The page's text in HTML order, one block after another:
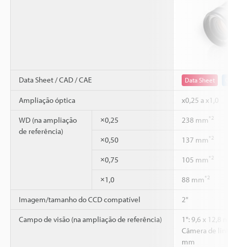
Data Sheet / CAD / CAE Data Sheet
Ampliação óptica x0,25 a x1,0
WD (na ampliação
de referência)
×0,25 238 mm *2
×0,50 137 mm *2
×0,75 105 mm *2
×1,0 88 mm*2
Imagem/tamanho do CCD compatível 2"
Campo de visão (na ampliação de referência)
1": 9,6 x 12,8
Câmera de
mm